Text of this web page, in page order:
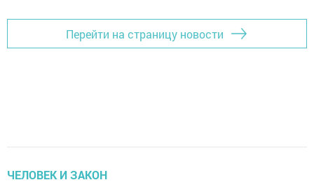
Перейти на страницу новости
ЧЕЛОВЕК И ЗАКОН